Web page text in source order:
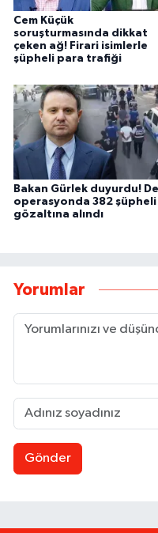
Cem Küçük
soruşturmasında dikkat
çeken ağ! Firari isimlerle
şüpheli para trafiği
Bakan Gürlek duyurdu!
operasyonda 382 şüpheli
gözaltına alındı
Yorumlar
Gönder